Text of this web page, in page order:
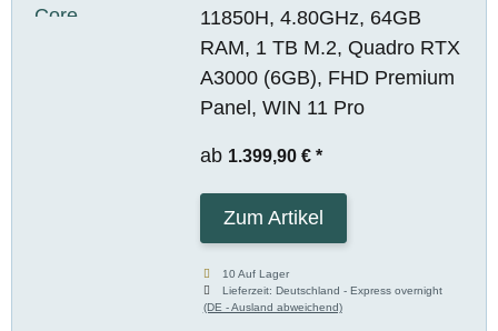
11850H, 4.80GHz, 64GB
RAM, 1 TB M.2, Quadro RTX
A3000 (6GB), FHD Premium
Panel, WIN 11 Pro
ab 1.399,90 € *
Zum Artikel
10 Auf Lager
Lieferzeit:Deutschland - Express overnight
(DE - Ausland abweichend)